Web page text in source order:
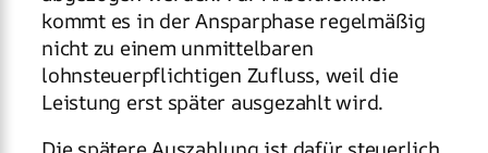
kommt es in der Ansparphase regelmäßig
nicht zu einem unmittelbaren
lohnsteuerpflichtigen Zufluss, weil die
Leistung erst später ausgezahlt wird.